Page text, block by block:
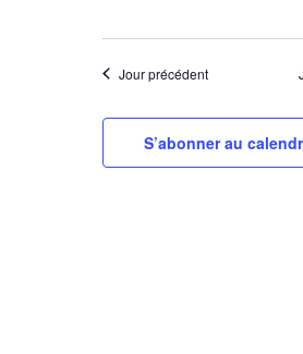
Jour précédent
S’abonner au